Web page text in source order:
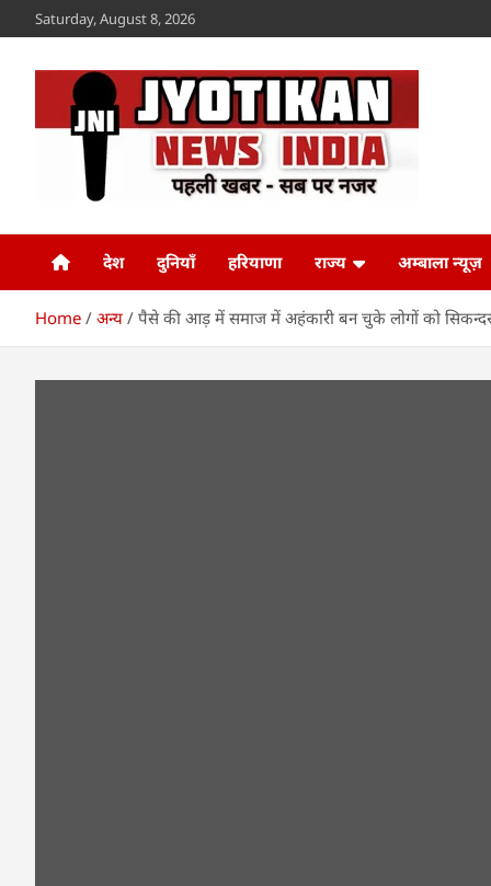
to
Saturday, August 8, 2026
Jyotikan
देश दुनियाँ हरियाणा राज्य अम्बाला न्यूज़
Home अन्य पैसे की आड़ में समाज में अहंकारी बन चुके लोगों को सिकन्दर